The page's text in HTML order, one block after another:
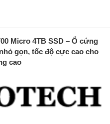
Micro 4TB SSD – Ổ cứng
gọn, tốc độ cực cao cho
cao